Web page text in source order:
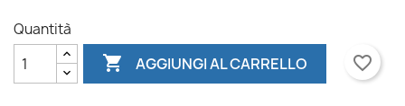
Quantità
 AGGIUNGI AL CARRELLO favorite_border